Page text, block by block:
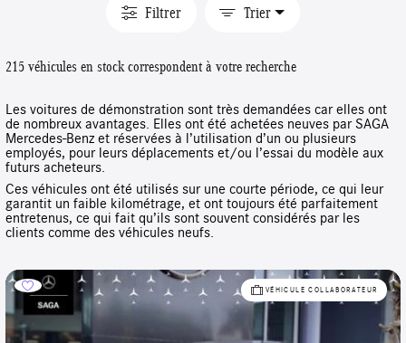
Filtrer Trier
215 véhicules en stock correspondent à votre recherche
Les voitures de démonstration sont très demandées car elles ont
de nombreux avantages. Elles ont été achetées neuves par SAGA
Mercedes-Benz et réservées à l’utilisation d’un ou plusieurs
employés, pour leurs déplacements et/ou l’essai du modèle aux
futurs acheteurs.
Ces véhicules ont été utilisés sur une courte période, ce qui leur
garantit un faible kilométrage, et ont toujours été parfaitement
entretenus, ce qui fait qu’ils sont souvent considérés par les
clients comme des véhicules neufs.
VÉHICULE COLLABORATEUR